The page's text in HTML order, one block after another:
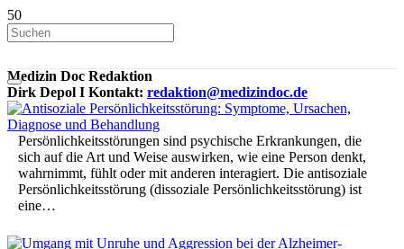
Medizin Doc Redaktion
Dirk Depol I Kontakt: redaktion@medizindoc.de
Persönlichkeitsstörungen sind psychische Erkrankungen, die
sich auf die Art und Weise auswirken, wie eine Person denkt,
wahrnimmt, fühlt oder mit anderen interagiert. Die antisoziale
Persönlichkeitsstörung (dissoziale Persönlichkeitsstörung) ist
eine…